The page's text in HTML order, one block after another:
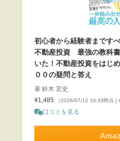
初心者から経験者まです
不動産投資 最強の教科
いた！不動産投資をはじ
００の疑問と答え
著:鈴木 宏史
¥1,485
（2026/07/12 10:33時点 |
口コミを見る